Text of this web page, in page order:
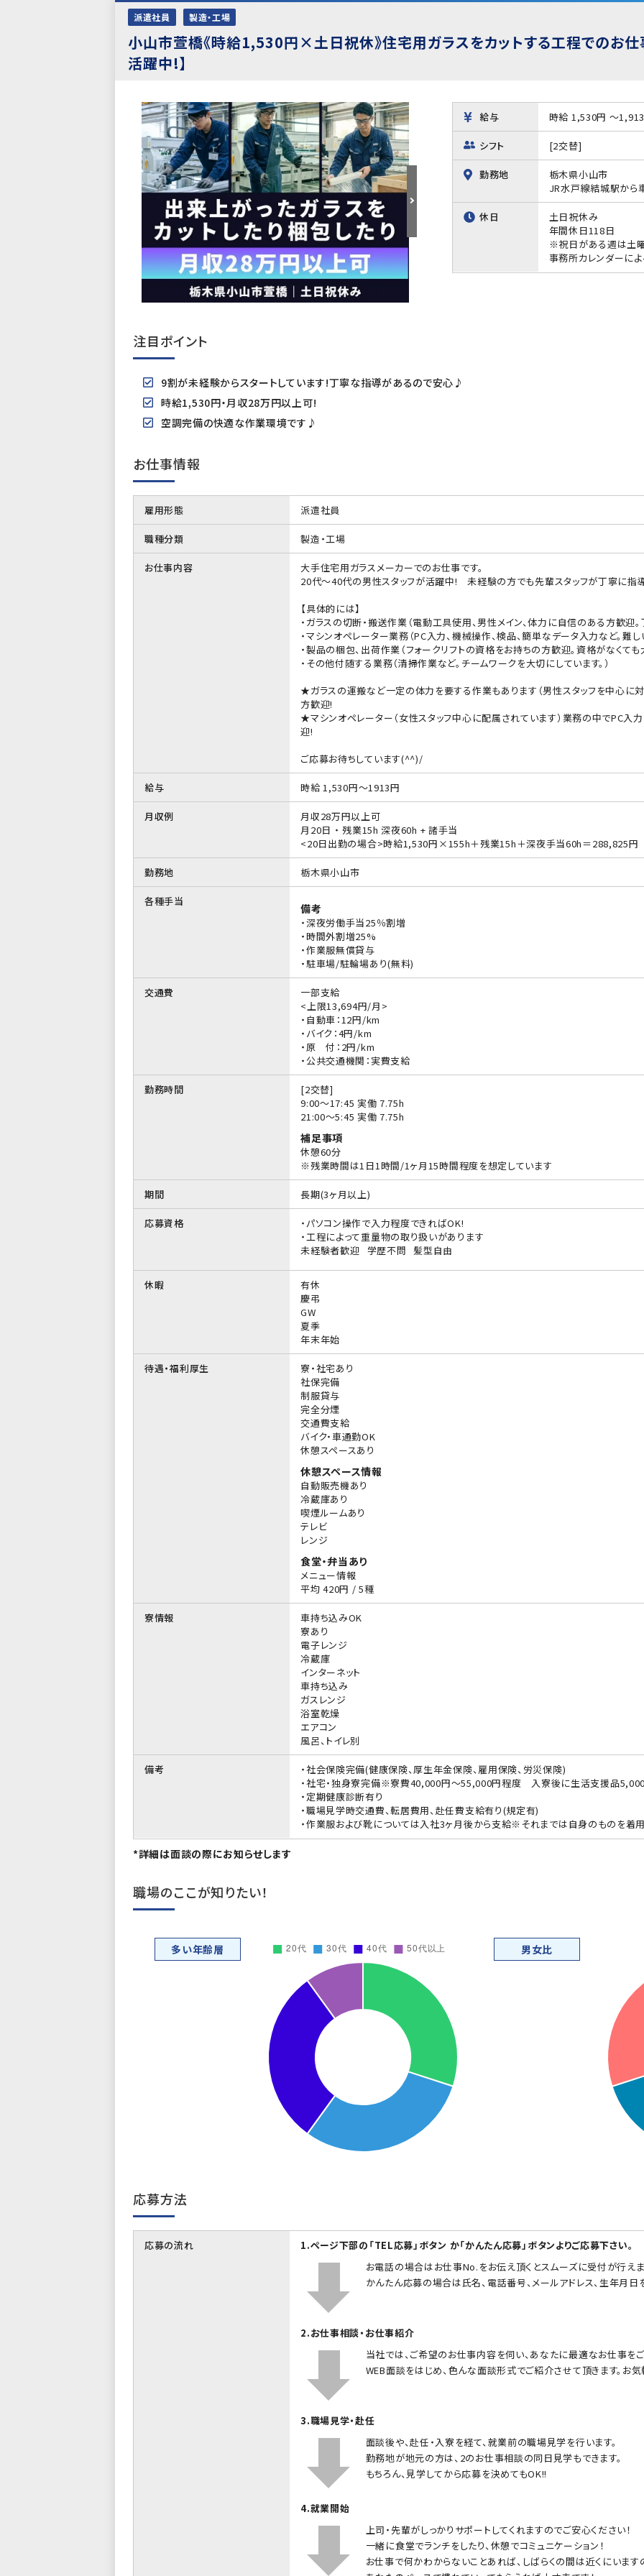
派遣社員 製造・工場
小山市萱橋《時給1,530円×土日祝休》住宅用ガラスをカットする工程でのお
活躍中!】
給与 時給 1,530円 ～
シフト [2交替]
勤務地
栃木県小山市
JR水戸線結城駅から
休日
土日祝休み
年間休日118日
※祝日がある週は土
事務所カレンダーによ
注目ポイント
9割が未経験からスタートしています!丁寧な指導があるので安心♪
時給1,530円・月収28万円以上可!
空調完備の快適な作業環境です♪
お仕事情報
雇用形態 派遣社員
職種分類 製造・工場
お仕事内容
大手住宅用ガラスメーカーでのお仕事です。
20代～40代の男性スタッフが活躍中! 未経験の方でも先輩スタッフが丁寧に指導
【具体的には】
・ガラスの切断・搬送作業（電動工具使用、男性メイン、体力に自信のある方歓迎
・マシンオペレーター業務（PC入力、機械操作、検品、簡単なデータ入力など。難し
・製品の梱包、出荷作業（フォークリフトの資格をお持ちの方歓迎。資格がなくても
・その他付随する業務（清掃作業など。チームワークを大切にしています。）
★ガラスの運搬など一定の体力を要する作業もあります（男性スタッフを中心に
方歓迎!
★マシンオペレーター（女性スタッフ中心に配属されています）業務の中でPC入
迎!
ご応募お待ちしています(^^)/
給与 時給 1,530円～1913円
月収例
月収28万円以上可
月20日 ・ 残業15h 深夜60h + 諸手当
<20日出勤の場合>時給1,530円×155h＋残業15h＋深夜手当60h＝288,825円
勤務地 栃木県小山市
各種手当
備考
・深夜労働手当25％割増
・時間外割増25%
・作業服無償貸与
・駐車場/駐輪場あり(無料)
交通費
一部支給
<上限13,694円/月>
・自動車：12円/km
・バイク：4円/km
・原 付：2円/km
・公共交通機関：実費支給
勤務時間
[2交替]
9:00〜17:45 実働 7.75h
21:00〜5:45 実働 7.75h
補足事項
休憩60分
※残業時間は1日1時間/1ヶ月15時間程度を想定しています
期間 長期(3ヶ月以上)
応募資格
・パソコン操作で入力程度できればOK!
・工程によって重量物の取り扱いがあります
未経験者歓迎
学歴不問 髪型自由
休暇
有休
慶弔
GW
夏季
年末年始
待遇・福利厚生
寮・社宅あり
社保完備
制服貸与
完全分煙
交通費支給
バイク・車通勤OK
休憩スペースあり
休憩スペース情報
自動販売機あり
冷蔵庫あり
喫煙ルームあり
テレビ
レンジ
食堂・弁当あり
メニュー情報
平均 420円 / 5種
寮情報
車持ち込みOK
寮あり
電子レンジ
冷蔵庫
インターネット
車持ち込み
ガスレンジ
浴室乾燥
エアコン
風呂、トイレ別
備考
・社会保険完備(健康保険、厚生年金保険、雇用保険、労災保険)
・社宅・独身寮完備※寮費40,000円～55,000円程度 入寮後に生活支援品
・定期健康診断有り
・職場見学時交通費、転居費用、赴任費支給有り(規定有)
・作業服および靴については入社3ヶ月後から支給※それまでは自身のものを着用
*詳細は面談の際にお知らせします
職場のここが知りたい！
多い年齢層 男女比
応募方法
応募の流れ
1.ページ下部の「TEL応募」ボタン か「かんたん応募」ボタンよりご応募下さい。
お電話の場合はお仕事No.をお伝え頂くとスムーズに受付が行えま
かんたん応募の場合は氏名、電話番号、メールアドレス、生年月日
2.お仕事相談・お仕事紹介
当社では、ご希望のお仕事内容を伺い、あなたに最適なお仕事を
WEB面談をはじめ、色んな面談形式でご紹介させて頂きます。お
3.職場見学・赴任
面談後や、赴任・入寮を経て、就業前の職場見学を行います。
勤務地が地元の方は、2のお仕事相談の同日見学もできます。
もちろん、見学してから応募を決めてもOK!!
4.就業開始
上司・先輩がしっかりサポートしてくれますのでご安心ください！
一緒に食堂でランチをしたり、休憩でコミュニケーション！
お仕事で何かわからないことあれば、しばらくの間は近くにいます